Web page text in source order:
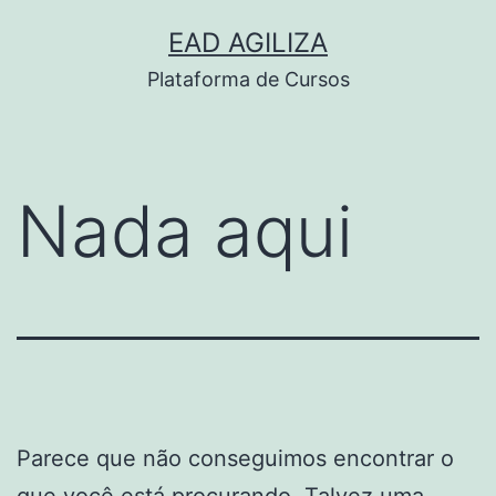
EAD AGILIZA
Plataforma de Cursos
Nada aqui
Parece que não conseguimos encontrar o